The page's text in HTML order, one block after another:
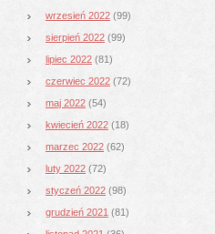
wrzesień 2022 (99)
sierpień 2022 (99)
lipiec 2022 (81)
czerwiec 2022 (72)
maj 2022 (54)
kwiecień 2022 (18)
marzec 2022 (62)
luty 2022 (72)
styczeń 2022 (98)
grudzień 2021 (81)